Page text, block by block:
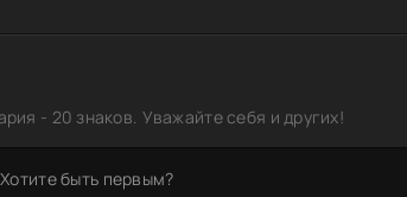
- 20 знаков. Уважайте себя и других!
быть первым?